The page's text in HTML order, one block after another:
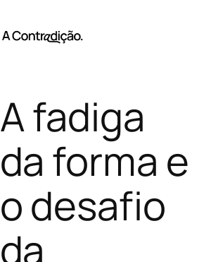
A fadiga
da forma e
o desafio
da